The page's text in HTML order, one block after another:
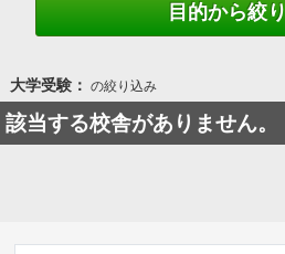
目的から絞
大学受験： の絞り込み
該当する校舎がありません。